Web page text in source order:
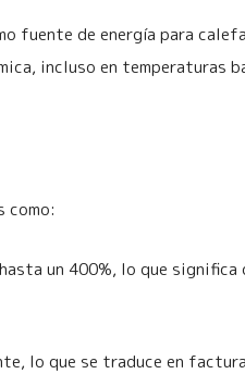
fuente de energía para
incluso en temperaturas
como:
un 400%, lo que significa
lo que se traduce en